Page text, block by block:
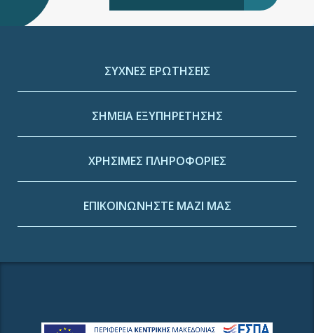
ΣΥΧΝΕΣ ΕΡΩΤΗΣΕΙΣ
ΣΗΜΕΙΑ ΕΞΥΠΗΡΕΤΗΣΗΣ
ΧΡΗΣΙΜΕΣ ΠΛΗΡΟΦΟΡΙΕΣ
ΕΠΙΚΟΙΝΩΝΗΣΤΕ ΜΑΖΙ ΜΑΣ